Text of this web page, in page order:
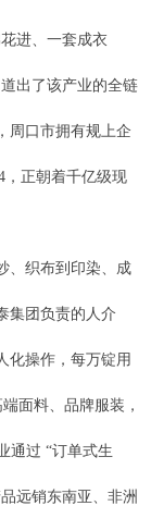
进、一套成衣
出了该产业的全链
周口市拥有规上企
，正朝着千亿级现
织布到印染、成
集团负责的人介
化操作，每万锭用
面料、品牌服装，
通过 “订单式生
远销东南亚、非洲